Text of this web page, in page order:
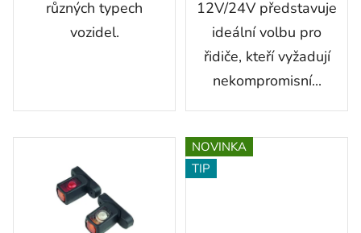
různých typech
vozidel.
12V/24V představuje
ideální volbu pro
řidiče, kteří vyžadují
nekompromisní...
NOVINKA
TIP